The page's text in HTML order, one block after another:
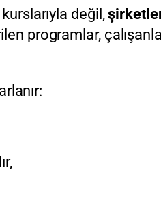
değil,
programlar,